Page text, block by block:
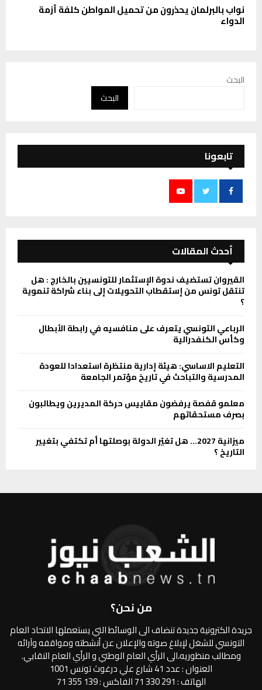
نواب بالبرلمان يحذرون من تحميل المواطن كلفة أزمة
الدواء
البحث
البحث
تابعونا
أحدث المقالات
القيروان تستضيف ندوة الإستثمار للتونسيين بالخارج : هل
تنتقل تونس من إستقطاب التحويلات إلى بناء شراكة تنموية
؟
الرباعي التونسي يتعرف على منافسيه في رابطة الأبطال
وكأس الكنفدرالية
التعليم الاساسي: هيئة إدارية منتظرة استعدادا للعودة
المدرسية والتباحث في تاريخ مؤتمر الجامعة
معلمو قفصة يرفضون مقاييس حركة المديرين ويطالبون
بصرف مستحقاتهم
ميزانية 2027… هل تغيّر الدولة بوصلتها أم تكتفي بتغيير
التاريخ ؟
من نحن؟
جريدة الكترونية جديدة تنضاف الى الوسائط التي يستعملها الاتحاد العام
التونسي للشغل لإبلاغ صوته والإعلان عن أنشطته ومواقفه وآرائه
ومطالب منظوريه،الى الرأي العام الوطني و الرأي العام النقابي.
العنوان : عدد 41 شارع علي درغوث تونس 1001
الهاتف : 291 330 71 الفاكس : 139 355 71